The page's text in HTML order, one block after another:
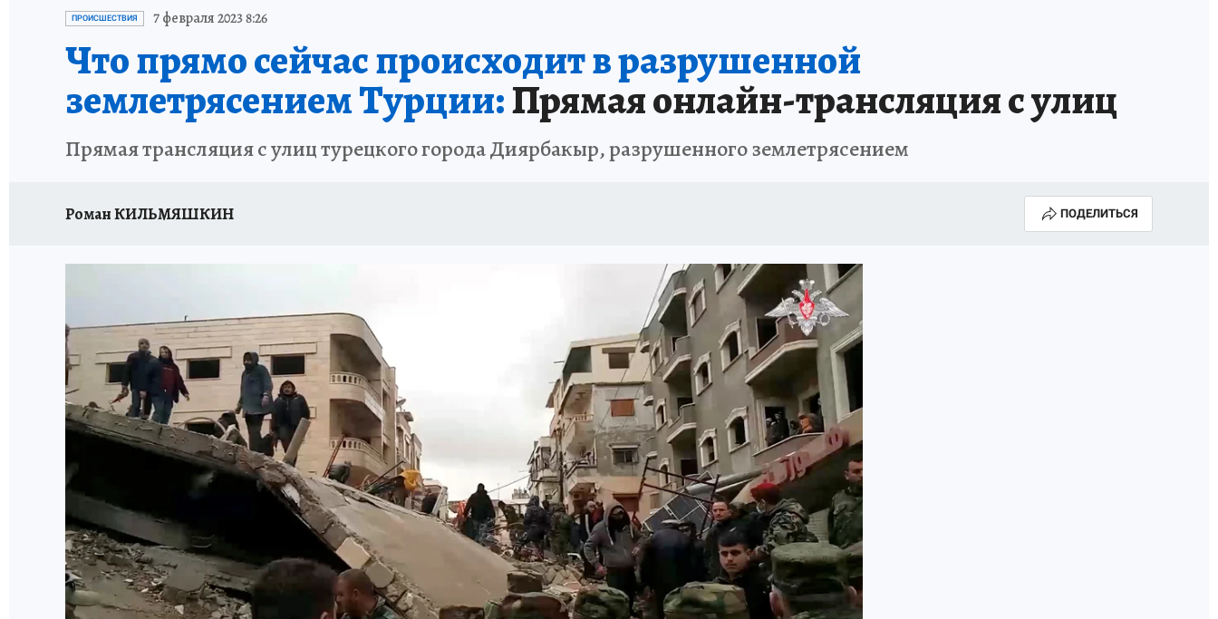
ИСПЫТАНО НА СЕБЕ
ПРОИСШЕСТВИЯ 7 февраля 2023 8:26
Что прямо сейчас происходит в разрушенной
землетрясением Турции:Прямая онлайн-трансляция с улиц
Прямая трансляция с улиц турецкого города Диярбакыр, разрушенного землетрясением
Роман КИЛЬМЯШКИН ПОДЕЛИТЬСЯ